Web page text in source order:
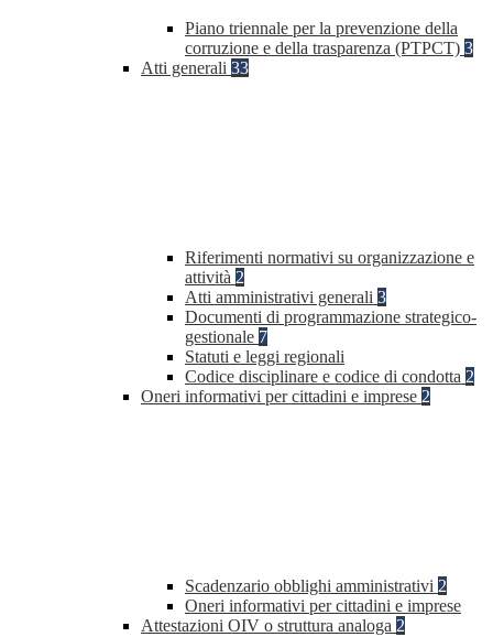
Piano triennale per la prevenzione della
corruzione e della trasparenza (PTPCT) 3
Atti generali 33
Riferimenti normativi su organizzazione e
attività 2
Atti amministrativi generali 3
Documenti di programmazione strategico-
gestionale 7
Statuti e leggi regionali
Codice disciplinare e codice di condotta 2
Oneri informativi per cittadini e imprese 2
Scadenzario obblighi amministrativi 2
Oneri informativi per cittadini e imprese
Attestazioni OIV o struttura analoga 2